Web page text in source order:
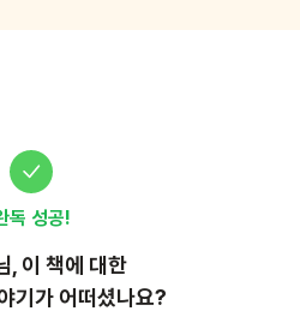
독 성공!
, 이 책에 대한
기가 어떠셨나요?